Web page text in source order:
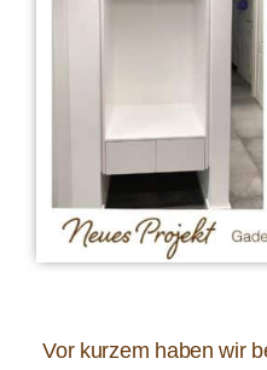
Vor kurzem haben wir